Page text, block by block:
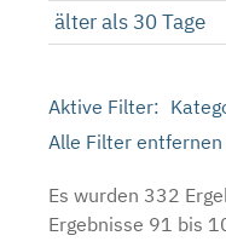
älter als 30 Tage
Aktive Filter:
Alle Filter entfernen
Es wurden 332
Ergebnisse 91 bis